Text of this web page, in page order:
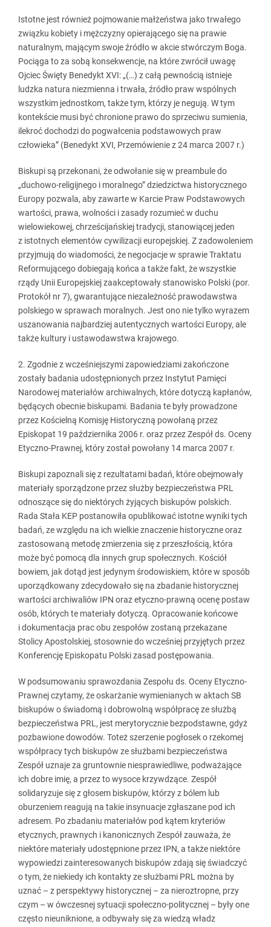
Istotne jest również pojmowanie małżeństwa jako trwałego
związku kobiety i mężczyzny opierającego się na prawie
naturalnym, mającym swoje źródło w akcie stwórczym Boga.
Pociąga to za sobą konsekwencje, na które zwrócił uwagę
Ojciec Święty Benedykt XVI: „(…) z całą pewnością istnieje
ludzka natura niezmienna i trwała, źródło praw wspólnych
wszystkim jednostkom, także tym, którzy je negują. W tym
kontekście musi być chronione prawo do sprzeciwu sumienia,
ilekroć dochodzi do pogwałcenia podstawowych praw
człowieka” (Benedykt XVI, Przemówienie z 24 marca 2007 r.)
Biskupi są przekonani, że odwołanie się w preambule do
„duchowo-religijnego i moralnego” dziedzictwa historycznego
Europy pozwala, aby zawarte w Karcie Praw Podstawowych
wartości, prawa, wolności i zasady rozumieć w duchu
wielowiekowej, chrześcijańskiej tradycji, stanowiącej jeden
z istotnych elementów cywilizacji europejskiej. Z zadowoleniem
przyjmują do wiadomości, że negocjacje w sprawie Traktatu
Reformującego dobiegają końca a także fakt, że wszystkie
rządy Unii Europejskiej zaakceptowały stanowisko Polski (por.
Protokół nr 7), gwarantujące niezależność prawodawstwa
polskiego w sprawach moralnych. Jest ono nie tylko wyrazem
uszanowania najbardziej autentycznych wartości Europy, ale
także kultury i ustawodawstwa krajowego.
2. Zgodnie z wcześniejszymi zapowiedziami zakończone
zostały badania udostępnionych przez Instytut Pamięci
Narodowej materiałów archiwalnych, które dotyczą kapłanów,
będących obecnie biskupami. Badania te były prowadzone
przez Kościelną Komisję Historyczną powołaną przez
Episkopat 19 października 2006 r. oraz przez Zespół ds. Oceny
Etyczno-Prawnej, który został powołany 14 marca 2007 r.
Biskupi zapoznali się z rezultatami badań, które obejmowały
materiały sporządzone przez służby bezpieczeństwa PRL
odnoszące się do niektórych żyjących biskupów polskich.
Rada Stała KEP postanowiła opublikować istotne wyniki tych
badań, ze względu na ich wielkie znaczenie historyczne oraz
zastosowaną metodę zmierzenia się z przeszłością, która
może być pomocą dla innych grup społecznych. Kościół
bowiem, jak dotąd jest jedynym środowiskiem, które w sposób
uporządkowany zdecydowało się na zbadanie historycznej
wartości archiwaliów IPN oraz etyczno-prawną ocenę postaw
osób, których te materiały dotyczą. Opracowanie końcowe
i dokumentacja prac obu zespołów zostaną przekazane
Stolicy Apostolskiej, stosownie do wcześniej przyjętych przez
Konferencję Episkopatu Polski zasad postępowania.
W podsumowaniu sprawozdania Zespołu ds. Oceny Etyczno-
Prawnej czytamy, że oskarżanie wymienianych w aktach SB
biskupów o świadomą i dobrowolną współpracę ze służbą
bezpieczeństwa PRL, jest merytorycznie bezpodstawne, gdyż
pozbawione dowodów. Toteż szerzenie pogłosek o rzekomej
współpracy tych biskupów ze służbami bezpieczeństwa
Zespół uznaje za gruntownie niesprawiedliwe, podważające
ich dobre imię, a przez to wysoce krzywdzące. Zespół
solidaryzuje się z głosem biskupów, którzy z bólem lub
oburzeniem reagują na takie insynuacje zgłaszane pod ich
adresem. Po zbadaniu materiałów pod kątem kryteriów
etycznych, prawnych i kanonicznych Zespół zauważa, że
niektóre materiały udostępnione przez IPN, a także niektóre
wypowiedzi zainteresowanych biskupów zdają się świadczyć
o tym, że niekiedy ich kontakty ze służbami PRL można by
uznać – z perspektywy historycznej – za nieroztropne, przy
czym – w ówczesnej sytuacji społeczno-politycznej – były one
często nieuniknione, a odbywały się za wiedzą władz